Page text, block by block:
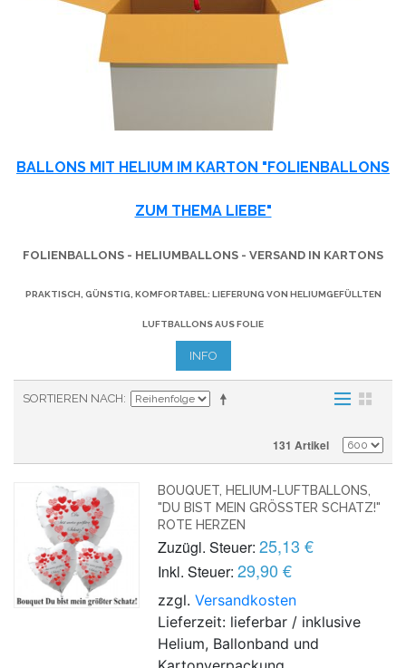
BALLONS MIT HELIUM IM KARTON "FOLIENBALLONS
ZUM THEMA LIEBE"
FOLIENBALLONS - HELIUMBALLONS - VERSAND IN KARTONS
PRAKTISCH, GÜNSTIG, KOMFORTABEL: LIEFERUNG VON HELIUMGEFÜLLTEN
LUFTBALLONS AUS FOLIE
INFO
SORTIEREN NACH
131 Artikel
BOUQUET, HELIUM-LUFTBALLONS,
"DU BIST MEIN GRÖSSTER SCHATZ!" R
OTE HERZEN
Zuzügl. Steuer: 25,13 €
Inkl. Steuer: 29,90 €
zzgl.Versandkosten
Lieferzeit: lieferbar / inklusive
Helium, Ballonband und